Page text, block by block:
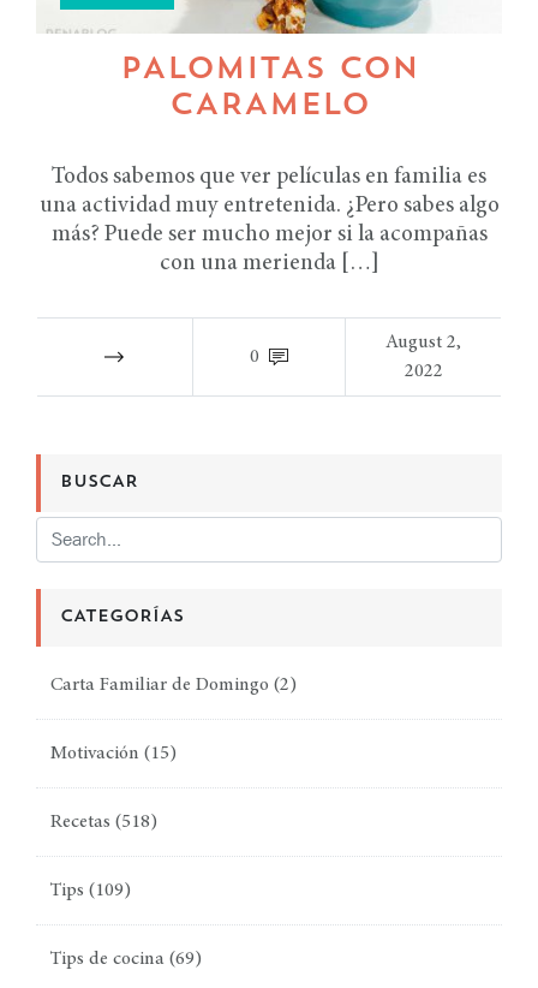
PALOMITAS CON
CARAMELO
Todos sabemos que ver películas en familia es
una actividad muy entretenida. ¿Pero sabes algo
más? Puede ser mucho mejor si la acompañas
con una merienda […]
0
August 2,
2022
BUSCAR
CATEGORÍAS
Carta Familiar de Domingo (2)
Motivación (15)
Recetas (518)
Tips (109)
Tips de cocina (69)